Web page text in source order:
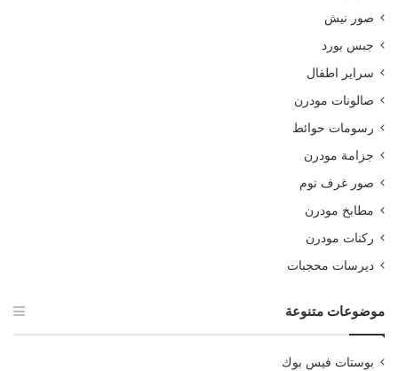
صور نيش
جبس بورد
سراير اطفال
صالونات مودرن
رسومات حوائط
جزامة مودرن
صور غرف نوم
مطابخ مودرن
ركنات مودرن
ديرسات محجبات
موضوعات متنوعة
بوستات فيس بوك